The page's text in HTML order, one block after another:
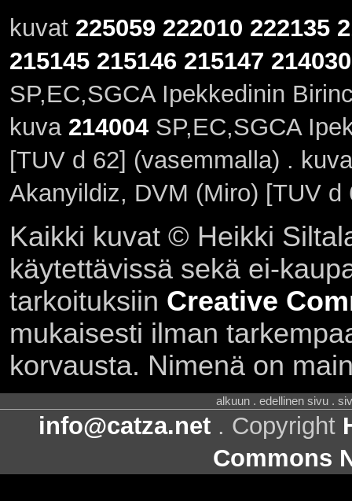
kuvat 225059 222010 222135
215145 215146 215147 214030
SP,EC,SGCA Ipekkedinin
kuva 214004SP,EC,SGCA
[TUV d 62] (vasemmalla) .
Akanyildiz, DVM (Miro) [TUV d
Kaikki kuvat © Heikki
käytettävissä sekä ei-
tarkoituksiin Creative
mukaisesti ilman
korvausta. Nimenä on
alkuun . edellinen sivu .
info@catza.net . Copyright
Commons